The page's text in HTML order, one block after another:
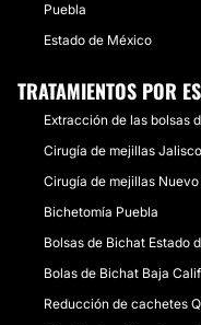
Puebla
Estado de México
TRATAMIENTOS POR
Extracción de las bolsas
Cirugía de mejillas Jalisco
Cirugía de mejillas
Bichetomía Puebla
Bolsas de Bichat Estado
Bolas de Bichat Baja
Reducción de cachetes